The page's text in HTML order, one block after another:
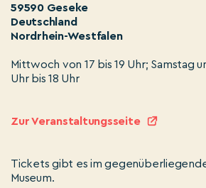
59590 Geseke
Deutschland
Nordrhein-Westfalen
Mittwoch von 17 bis 19 Uhr; Samstag
Uhr bis 18 Uhr
Zur Veranstaltungsseite
Tickets gibt es im
Museum.